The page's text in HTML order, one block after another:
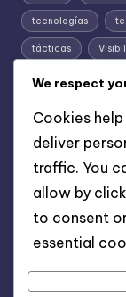
tecnologías
tácticas
Información
Aviso legal
Política de
We respect
Cookies
deliver
traffic. You
allow by
to consent
essential